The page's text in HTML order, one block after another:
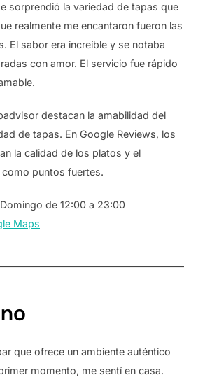
sorprendió la variedad de tapas que
realmente me encantaron fueron las
El sabor era increíble y se notaba
con amor. El servicio fue rápido
destacan la amabilidad del
de tapas. En Google Reviews, los
la calidad de los platos y el
puntos fuertes.
de 12:00 a 23:00
Maps
que ofrece un ambiente auténtico
momento, me sentí en casa.